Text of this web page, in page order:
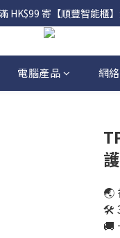
HK$99 寄【順豐智能櫃
電腦產品 網
🌏
🛠️
🚚